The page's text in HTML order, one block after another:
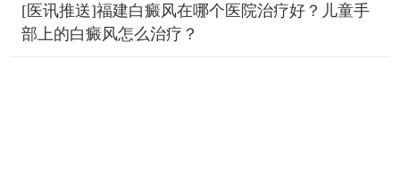
[医讯推送]福建白癜风在哪个医院治疗好？儿童手
部上的白癜风怎么治疗？